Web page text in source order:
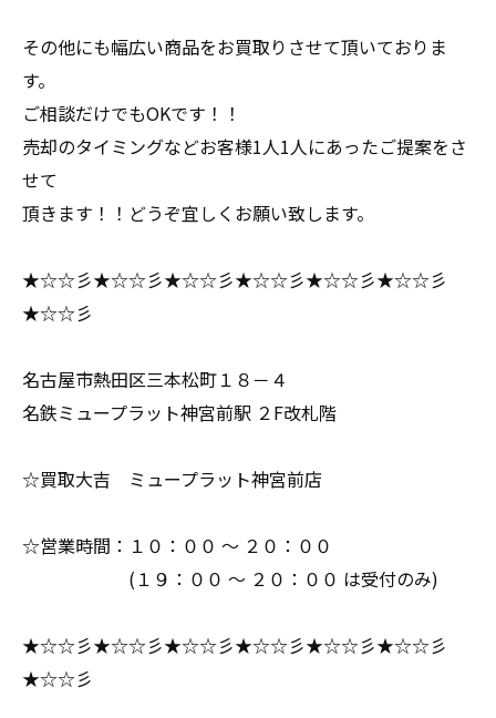
その他にも幅広い商品をお買取りさせて頂いておりま
す。
ご相談だけでもOKです！！
売却のタイミングなどお客様1人1人にあったご提案をさ
せて
頂きます！！どうぞ宜しくお願い致します。
★☆☆彡★☆☆彡★☆☆彡★☆☆彡★☆☆彡★☆☆彡
★☆☆彡
名古屋市熱田区三本松町１８－４
名鉄ミュープラット神宮前駅 ２F改札階
☆買取大吉 ミュープラット神宮前店
☆営業時間：１０：００ ～ ２０：００
(１９：００ ～ ２０：００ は受付のみ)
★☆☆彡★☆☆彡★☆☆彡★☆☆彡★☆☆彡★☆☆彡
★☆☆彡